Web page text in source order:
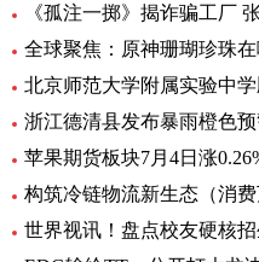
《孤注一掷》揭诈骗工厂
全球聚焦：原神珊瑚珍珠
北京师范大学附属实验中
浙江德清县发布暴雨橙色
构筑冷链物流新生态（消